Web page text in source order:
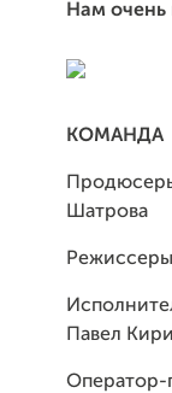
Нам
КОМАНДА
Шатрова
Павел
Оператор-